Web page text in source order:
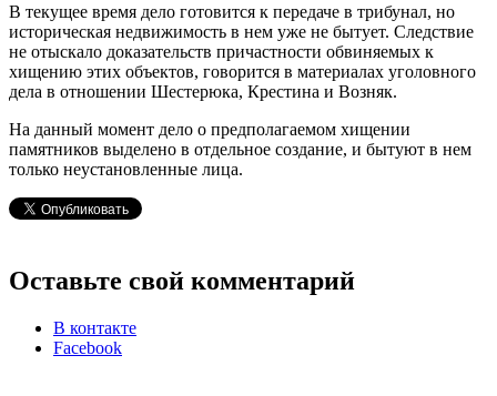
В текущее время дело готовится к передаче в трибунал, но
историческая недвижимость в нем уже не бытует. Следствие
не отыскало доказательств причастности обвиняемых к
хищению этих объектов, говорится в материалах уголовного
дела в отношении Шестерюка, Крестина и Возняк.
На данный момент дело о предполагаемом хищении
памятников выделено в отдельное создание, и бытуют в нем
только неустановленные лица.
Оставьте свой комментарий
В контакте
Facebook